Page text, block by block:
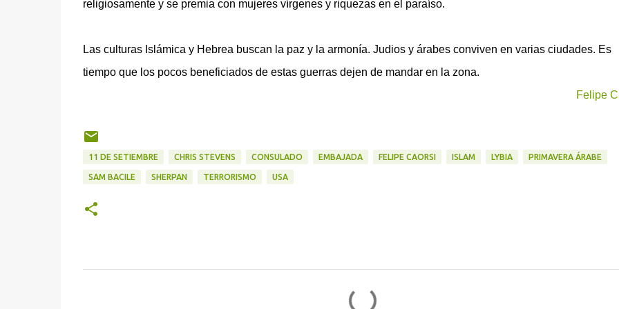
religiosamente y se premia con mujeres vírgenes y riquezas en el paraíso.
Las culturas Islámica y Hebrea buscan la paz y la armonía. Judios y árabes conviven en varias ciudades. Es
tiempo que los pocos beneficiados de estas guerras dejen de mandar en la zona.
Felipe
11 DE SETIEMBRE CHRIS STEVENS CONSULADO EMBAJADA FELIPE CAORSI ISLAM LYBIA PRIMAVERA ÁRABE
SAM BACILE SHERPAN TERRORISMO USA